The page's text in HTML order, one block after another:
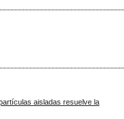
aisladas resuelve la